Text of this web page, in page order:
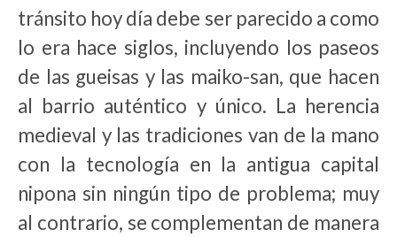
tránsito hoy día debe ser parecido a como
lo era hace siglos, incluyendo los paseos
de las gueisas y las maiko-san, que hacen
al barrio auténtico y único. La herencia
medieval y las tradiciones van de la mano
con la tecnología en la antigua capital
nipona sin ningún tipo de problema; muy
al contrario, se complementan de manera